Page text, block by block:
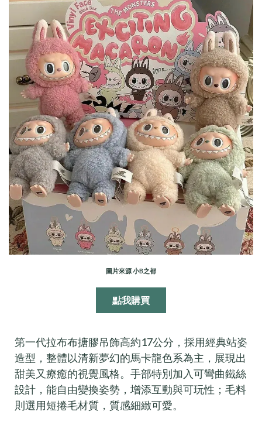
圖片來源 小B之都
點我購買
第一代拉布布搪膠吊飾高約17公分，採用經典站姿
造型，整體以清新夢幻的馬卡龍色系為主，展現出
甜美又療癒的視覺風格。手部特別加入可彎曲鐵絲
設計，能自由變換姿勢，增添互動與可玩性；毛料
則選用短捲毛材質，質感細緻可愛。